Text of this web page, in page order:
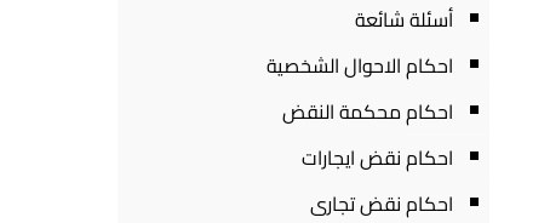
أسئلة شائعة
احكام الاحوال الشخصية
احكام محكمة النقض
احكام نقض ايجارات
احكام نقض تجارى